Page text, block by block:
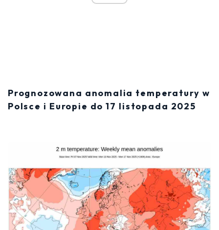
Prognozowana anomalia temperatury w
Polsce i Europie do 17 listopada 2025